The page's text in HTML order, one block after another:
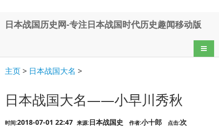
日本战国历史网-专注日本战国时代历史趣闻移动版
导航
主页> 日本战国大名 >
日本战国大名——小早川秀秋
时间:2018-07-01 22:47 来源:日本战国史 作者:小十郎 点击:次